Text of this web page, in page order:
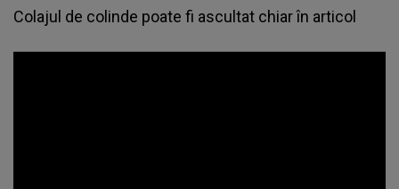
Colajul de colinde poate fi ascultat chiar în articol